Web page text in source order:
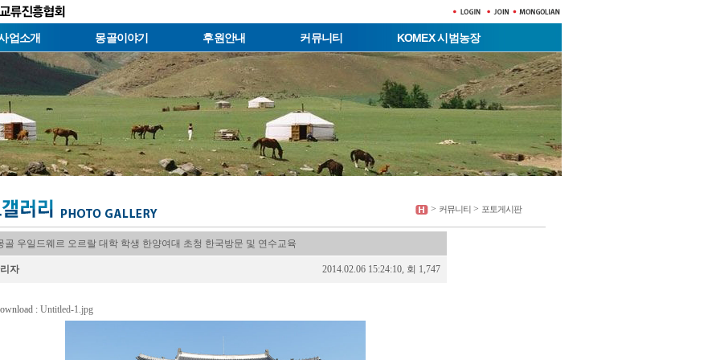
업소개 몽골이야기 후원안내 커뮤니티 KOMEX 시범농장
> 커뮤니티 > 포토게시판
골 우일드웨르 오르랄 대학 학생 한양여대 초청 한국방문 및 연수교육
자 2014.02.06 15:24:10, 회 1,747
: Untitled-1.jpg